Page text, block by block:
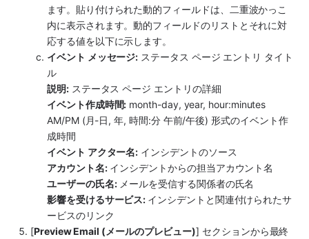
ます。貼り付けられた動的フィールドは、二重波かっこ
内に表示されます。動的フィールドのリストとそれに対
応する値を以下に示します。
イベント メッセージ: ステータス ページ エントリ タイト
ル
説明: ステータス ページ エントリの詳細
イベント作成時間: month-day, year, hour:minutes
AM/PM (月-日, 年, 時間:分 午前/午後) 形式のイベント作
成時間
イベント アクター名: インシデントのソース
アカウント名: インシデントからの担当アカウント名
ユーザーの氏名: メールを受信する関係者の氏名
影響を受けるサービス: インシデントと関連付けられたサ
ービスのリンク
[Preview Email (メールのプレビュー)] セクションから最終